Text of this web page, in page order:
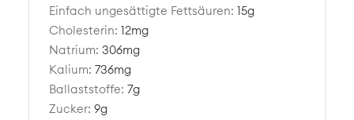
Einfach ungesättigte Fettsäuren:15g
Cholesterin:12mg
Natrium:306mg
Kalium:736mg
Ballaststoffe:7g
Zucker:9g